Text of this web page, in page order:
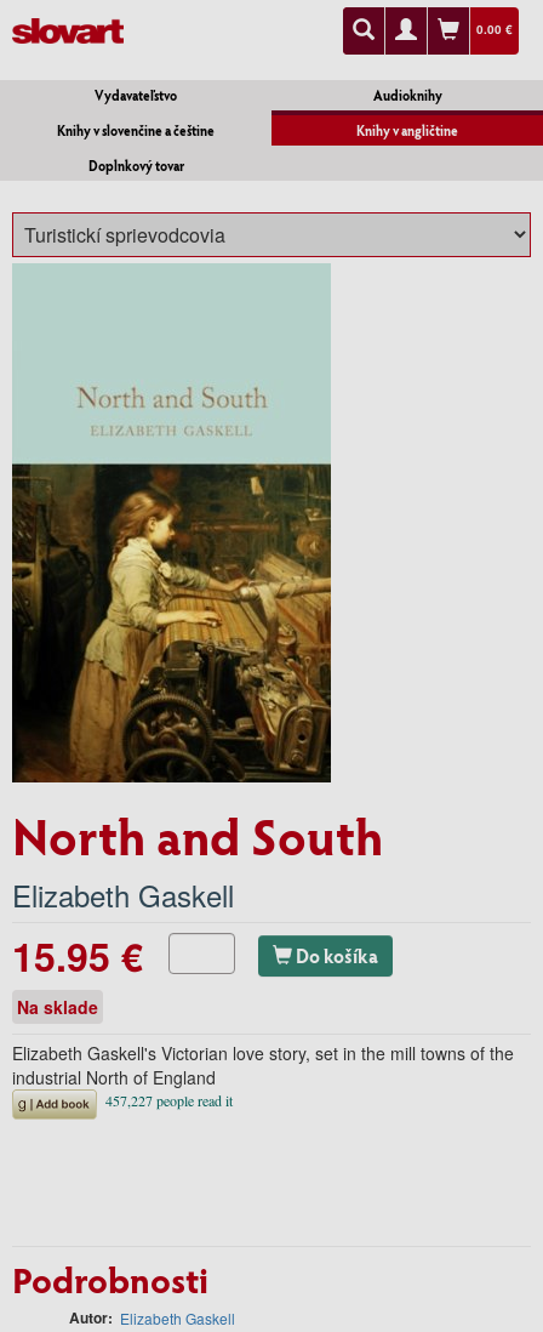
0.00 €
Vydavateľstvo
Audioknihy
Knihy v slovenčine a češtine
Knihy v angličtine
Doplnkový tovar
North and South
Elizabeth Gaskell
15.95 € Do košíka
Na sklade
Elizabeth Gaskell's Victorian love story, set in the mill towns of the
industrial North of England
Podrobnosti
Autor Elizabeth Gaskell